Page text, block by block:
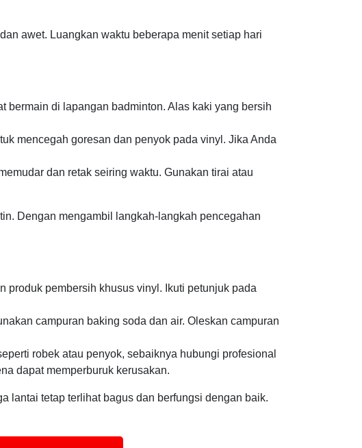
awet. Luangkan waktu beberapa menit setiap hari
bermain di lapangan badminton. Alas kaki yang bersih
mencegah goresan dan penyok pada vinyl. Jika Anda
dan retak seiring waktu. Gunakan tirai atau
Dengan mengambil langkah-langkah pencegahan
produk pembersih khusus vinyl. Ikuti petunjuk pada
campuran baking soda dan air. Oleskan campuran
robek atau penyok, sebaiknya hubungi profesional
dapat memperburuk kerusakan.
lantai tetap terlihat bagus dan berfungsi dengan baik.